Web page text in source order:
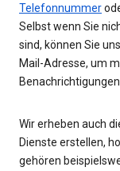
Telefonnummer
Selbst wenn Sie
sind, können Sie
Mail-Adresse, um
Wir erheben auch
Dienste erstellen,
gehören